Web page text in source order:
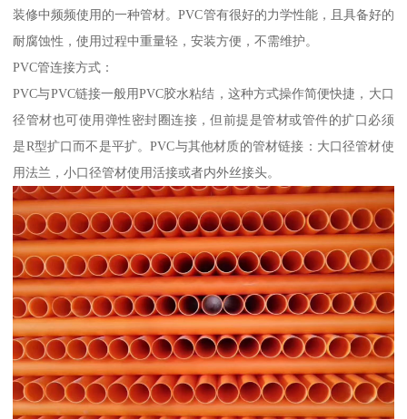
装修中频频使用的一种管材。PVC管有很好的力学性能，且具备好的
耐腐蚀性，使用过程中重量轻，安装方便，不需维护。
PVC管连接方式：
PVC与PVC链接一般用PVC胶水粘结，这种方式操作简便快捷，大口
径管材也可使用弹性密封圈连接，但前提是管材或管件的扩口必须
是R型扩口而不是平扩。PVC与其他材质的管材链接：大口径管材使
用法兰，小口径管材使用活接或者内外丝接头。